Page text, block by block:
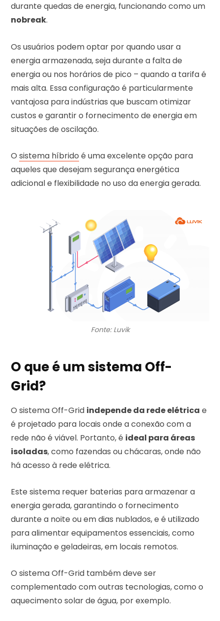
durante quedas de energia, funcionando como um
nobreak.
Os usuários podem optar por quando usar a
energia armazenada, seja durante a falta de
energia ou nos horários de pico – quando a tarifa é
mais alta. Essa configuração é particularmente
vantajosa para indústrias que buscam otimizar
custos e garantir o fornecimento de energia em
situações de oscilação.
O sistema híbrido é uma excelente opção para
aqueles que desejam segurança energética
adicional e flexibilidade no uso da energia gerada.
Fonte: Luvik
O que é um sistema Off-
Grid?
O sistema Off-Grid independe da rede elétrica e
é projetado para locais onde a conexão com a
rede não é viável. Portanto, é ideal para áreas
isoladas, como fazendas ou chácaras, onde não
há acesso à rede elétrica.
Este sistema requer baterias para armazenar a
energia gerada, garantindo o fornecimento
durante a noite ou em dias nublados, e é utilizado
para alimentar equipamentos essenciais, como
iluminação e geladeiras, em locais remotos.
O sistema Off-Grid também deve ser
complementado com outras tecnologias, como o
aquecimento solar de água, por exemplo.